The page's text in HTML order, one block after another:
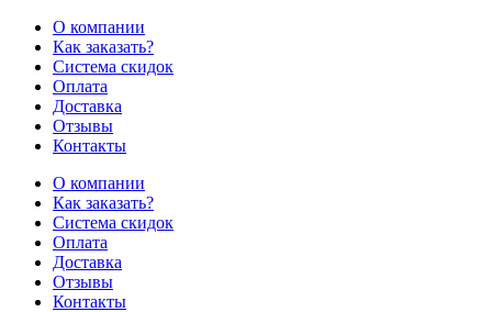
О компании
Как заказать?
Система скидок
Оплата
Доставка
Отзывы
Контакты
О компании
Как заказать?
Система скидок
Оплата
Доставка
Отзывы
Контакты